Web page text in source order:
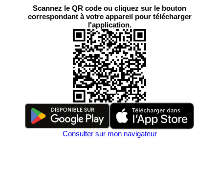
Scannez le QR code ou cliquez sur le bouton
correspondant à votre appareil pour télécharger
l'application.
Consulter sur mon navigateur